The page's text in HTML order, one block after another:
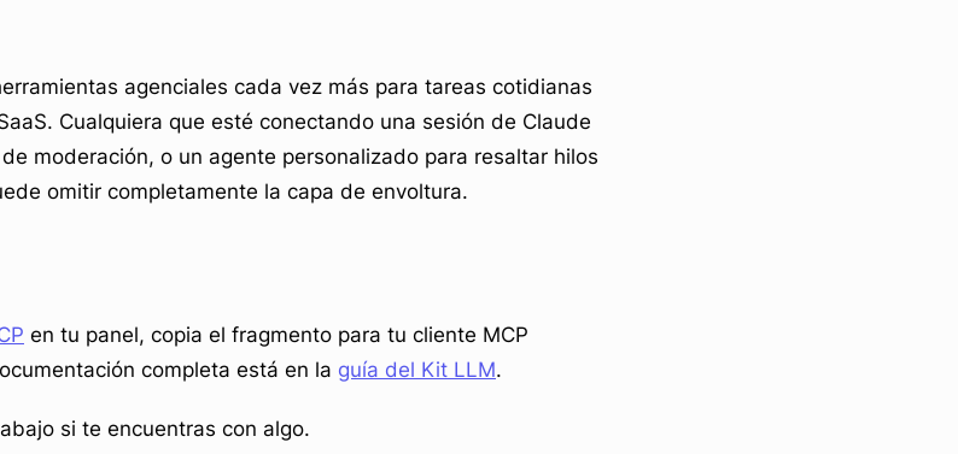
agenciales cada vez más para tareas cotidianas
Cualquiera que esté conectando una sesión de Claude
moderación, o un agente personalizado para resaltar hilos
omitir completamente la capa de envoltura.
en tu panel, copia el fragmento para tu cliente MCP
completa está en la guía del Kit LLM.
si te encuentras con algo.